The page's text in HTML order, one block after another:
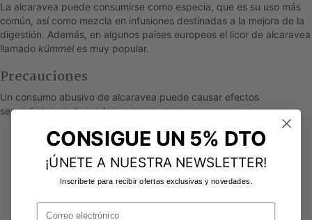
La alcaravea puede consumirse como especia, que es su uso más
común, así como mezcla en infusiones destinadas a la mejora de la
digestión. Además, en algunos países europeos el licor de alcaravea
llamado kümmel es muy popular.
Precauciones
Un consumo abusivo de alcaravea puede causar efectos
secundarios no deseados.
CONSIGUE UN 5% DTO
¡ÚNETE A NUESTRA NEWSLETTER!
Inscríbete para recibir ofertas exclusivas y novedades.